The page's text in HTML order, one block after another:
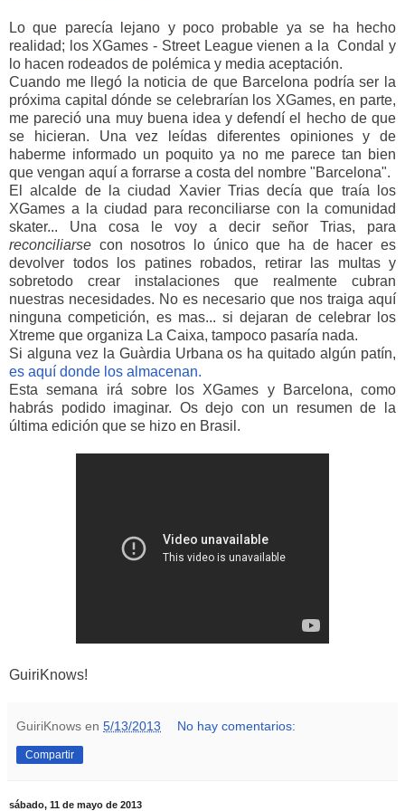
Lo que parecía lejano y poco probable ya se ha hecho
realidad; los XGames - Street League vienen a la Condal y
lo hacen rodeados de polémica y media aceptación.
Cuando me llegó la noticia de que Barcelona podría ser la
próxima capital dónde se celebrarían los XGames, en parte,
me pareció una muy buena idea y defendí el hecho de que
se hicieran. Una vez leídas diferentes opiniones y de
haberme informado un poquito ya no me parece tan bien
que vengan aquí a forrarse a costa del nombre "Barcelona".
El alcalde de la ciudad Xavier Trias decía que traía los
XGames a la ciudad para reconciliarse con la comunidad
skater... Una cosa le voy a decir señor Trias, para
reconciliarse con nosotros lo único que ha de hacer es
devolver todos los patines robados, retirar las multas y
sobretodo crear instalaciones que realmente cubran
nuestras necesidades. No es necesario que nos traiga aquí
ninguna competición, es mas... si dejaran de celebrar los
Xtreme que organiza La Caixa, tampoco pasaría nada.
Si alguna vez la Guàrdia Urbana os ha quitado algún patín,
es aquí donde los almacenan.
Esta semana irá sobre los XGames y Barcelona, como
habrás podido imaginar. Os dejo con un resumen de la
última edición que se hizo en Brasil.
GuiriKnows!
GuiriKnows en 5/13/2013 No hay comentarios:
Compartir
sábado, 11 de mayo de 2013